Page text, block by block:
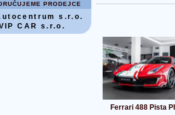
PRODEJCE
s.r.o.
CAR s.r.o.
Ferrari 488 Pista